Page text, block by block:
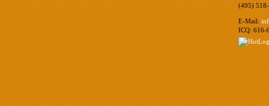
(495)
E-Mail:
ICQ: 616-